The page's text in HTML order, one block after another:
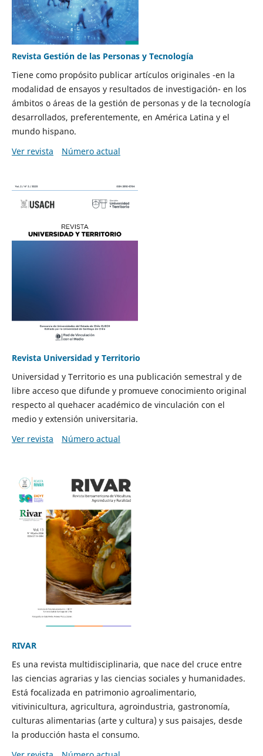
Revista Gestión de las Personas y Tecnología
Tiene como propósito publicar artículos originales -en la
modalidad de ensayos y resultados de investigación- en los
ámbitos o áreas de la gestión de personas y de la tecnología
desarrollados, preferentemente, en América Latina y el
mundo hispano.
Ver revista
Número actual
Revista Universidad y Territorio
Universidad y Territorio es una publicación semestral y de
libre acceso que difunde y promueve conocimiento original
respecto al quehacer académico de vinculación con el
medio y extensión universitaria.
Ver revista
Número actual
RIVAR
Es una revista multidisciplinaria, que nace del cruce entre
las ciencias agrarias y las ciencias sociales y humanidades.
Está focalizada en patrimonio agroalimentario,
vitivinicultura, agricultura, agroindustria, gastronomía,
culturas alimentarias (arte y cultura) y sus paisajes, desde
la producción hasta el consumo.